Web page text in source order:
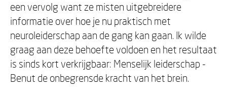
een vervolg want ze misten uitgebreidere
informatie over hoe je nu praktisch met
neuroleiderschap aan de gang kan gaan. Ik wilde
graag aan deze behoefte voldoen en het resultaat
is sinds kort verkrijgbaar: Menselijk leiderschap -
Benut de onbegrensde kracht van het brein.